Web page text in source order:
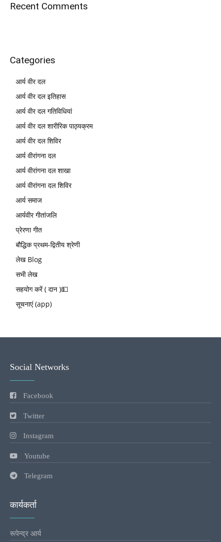
Recent Comments
Categories
आर्य वीर दल
आर्य वीर दल इतिहास
आर्य वीर दल गतिविधियां
आर्य वीर दल शारीरिक पाठ्यक्रम
आर्य वीर दल शिविर
आर्य वीरांगना दल
आर्य वीरांगना दल शाखा
आर्य वीरांगना दल शिविर
आर्य समाज
आर्यवीर गीतांजलि
प्रेरणा गीत
बौद्धिक प्रथम-द्वितीय श्रेणी
लेख Blog
सभी लेख
सहयोग करें ( दान )💵
सूचनाएं (app)
Social Networks
Facebook
Twitter
Instagram
Youtube
Telegram
कार्यकर्ता
रूपेन्द्र आर्य